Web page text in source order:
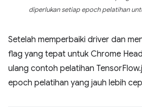
diperlukan setiap epoch pelatihan
Setelah memperbaiki driver dan
flag yang tepat untuk Chrome
ulang contoh pelatihan
epoch pelatihan yang jauh lebih